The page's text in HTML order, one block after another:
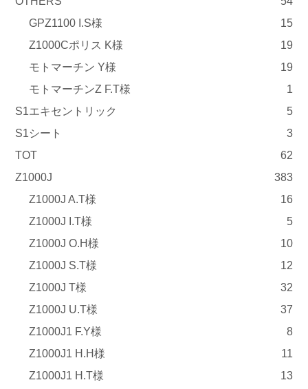
GPZ1100 I.S様
15
Z1000Cポリス K様
19
モトマーチン Y様
19
モトマーチンZ F.T様
1
S1エキセントリック
5
S1シート
3
TOT
62
Z1000J
383
Z1000J A.T様
16
Z1000J I.T様
5
Z1000J O.H様
10
Z1000J S.T様
12
Z1000J T様
32
Z1000J U.T様
37
Z1000J1 F.Y様
8
Z1000J1 H.H様
11
Z1000J1 H.T様
13